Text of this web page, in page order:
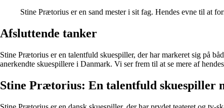
Stine Prætorius er en sand mester i sit fag. Hendes evne til at
Afsluttende tanker
Stine Prætorius er en talentfuld skuespiller, der har markeret sig på
anerkendte skuespillere i Danmark. Vi ser frem til at se mere af
Stine Prætorius: En talentfuld skuespiller